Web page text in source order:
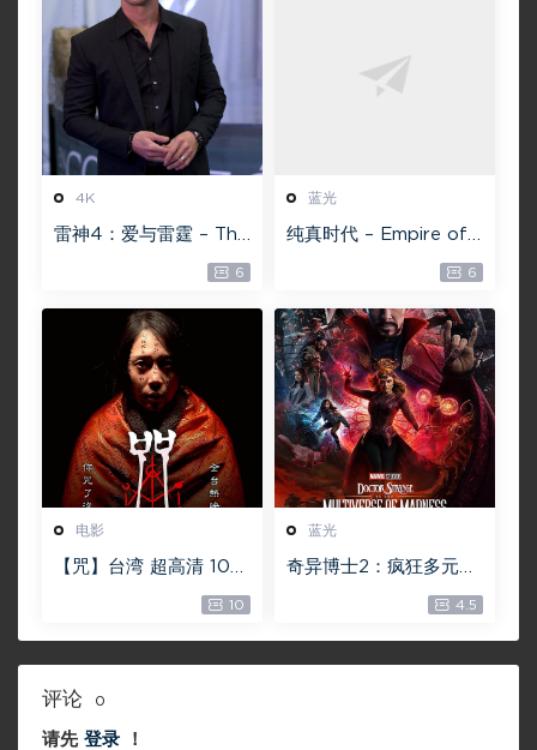
4K
雷神4：爱与雷霆 – Tho
20.4GB [115网盘下载]
6
蓝光
纯真时代 – Empire of
GB ISO【115网盘专用
下载】
6
电影
【咒】台湾 超高清 108
网目前最清晰版本】
10
蓝光
奇异博士2：疯狂多元宇
Doctor Strange in th
e Multiverse of Madn
ess 60GB
4.5
评论 0
请先 登录 ！